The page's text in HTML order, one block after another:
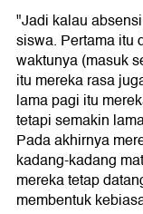
"Jadi kalau
siswa. Pertama itu
waktunya (masuk
itu mereka rasa
lama pagi itu
tetapi semakin
Pada akhirnya
kadang-kadang
mereka tetap
membentuk